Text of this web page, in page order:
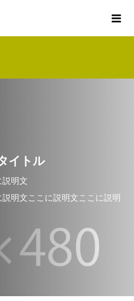
イトル
明文
明文ここに説明文ここに説明